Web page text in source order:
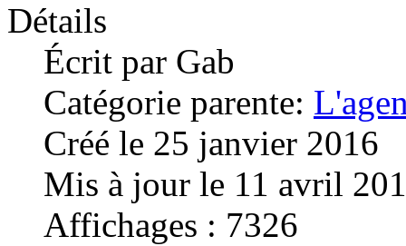
Détails
Écrit par Gab
Catégorie parente:
Créé le 25 janvier 2016
Mis à jour le 11 avril
Affichages : 7326